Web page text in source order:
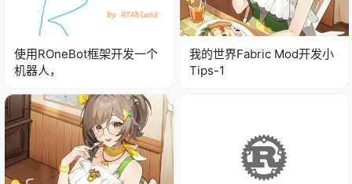
使用ROneBot框架开发一个
机器人，
我的世界Fabric Mod开发小
Tips-1